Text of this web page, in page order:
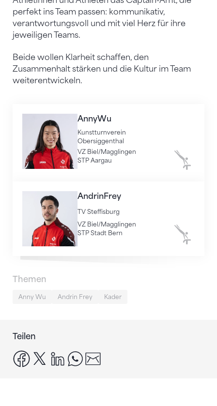
perfekt ins Team passen: kommunikativ,
verantwortungsvoll und mit viel Herz für ihre
jeweiligen Teams.
Beide wollen Klarheit schaffen, den
Zusammenhalt stärken und die Kultur im Team
weiterentwickeln.
AnnyWu
Kunstturnverein
Obersiggenthal
VZ Biel/Magglingen
STP Aargau
AndrinFrey
TV Steffisburg
VZ Biel/Magglingen
STP Stadt Bern
Themen
Anny Wu Andrin Frey Kader
Teilen
facebook
x linkedinwhatsapp